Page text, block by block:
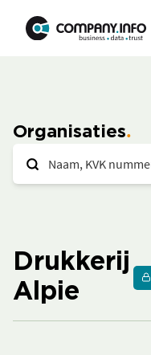
Organisaties
Drukkerij
Alpie